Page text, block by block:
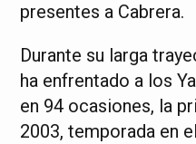
presentes a Cabrera.
Durante su larga
ha enfrentado a los
en 94 ocasiones, la
2003, temporada en